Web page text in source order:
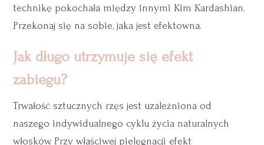
technikę pokochała między innymi Kim Kardashian.
Przekonaj się na sobie, jaka jest efektowna.
Jak długo utrzymuje się efekt
zabiegu?
Trwałość sztucznych rzęs jest uzależniona od
naszego indywidualnego cyklu życia naturalnych
włosków. Przy właściwej pielęgnacji efekt